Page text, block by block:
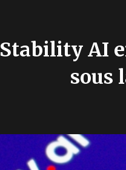
Stability AI
sous